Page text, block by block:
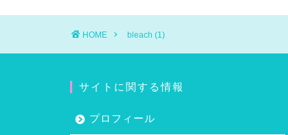
HOME bleach (1)
サイトに関する情報
プロフィール